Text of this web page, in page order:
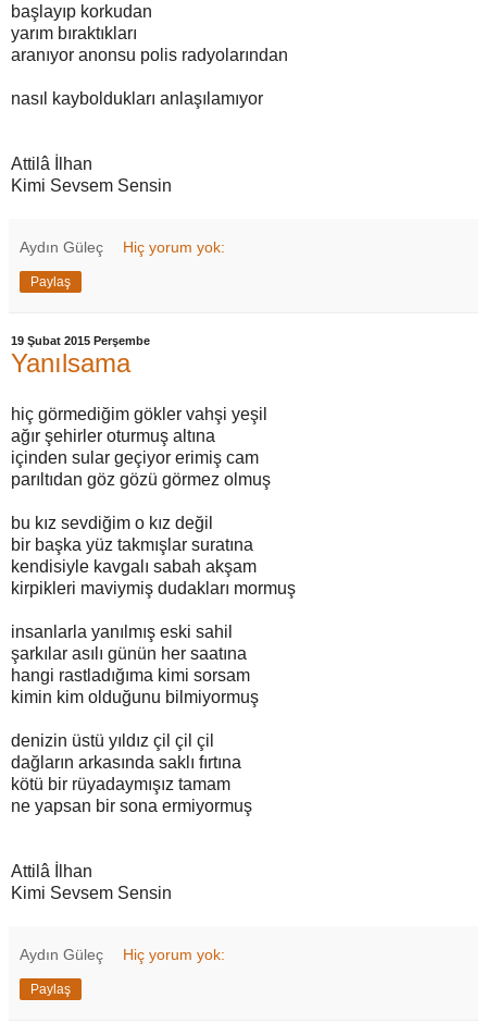
başlayıp korkudan
yarım bıraktıkları
aranıyor anonsu polis radyolarından
nasıl kayboldukları anlaşılamıyor
Attilâ İlhan
Kimi Sevsem Sensin
Aydın Güleç Hiç yorum yok:
Paylaş
19 Şubat 2015 Perşembe
Yanılsama
hiç görmediğim gökler vahşi yeşil
ağır şehirler oturmuş altına
içinden sular geçiyor erimiş cam
parıltıdan göz gözü görmez olmuş
bu kız sevdiğim o kız değil
bir başka yüz takmışlar suratına
kendisiyle kavgalı sabah akşam
kirpikleri maviymiş dudakları mormuş
insanlarla yanılmış eski sahil
şarkılar asılı günün her saatına
hangi rastladığıma kimi sorsam
kimin kim olduğunu bilmiyormuş
denizin üstü yıldız çil çil çil
dağların arkasında saklı fırtına
kötü bir rüyadaymışız tamam
ne yapsan bir sona ermiyormuş
Attilâ İlhan
Kimi Sevsem Sensin
Aydın Güleç Hiç yorum yok:
Paylaş